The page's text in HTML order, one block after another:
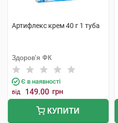
Артифлекс крем 40 г 1 туба
Здоров'я ФК
Є в наявності
від 149.00 грн
КУПИТИ